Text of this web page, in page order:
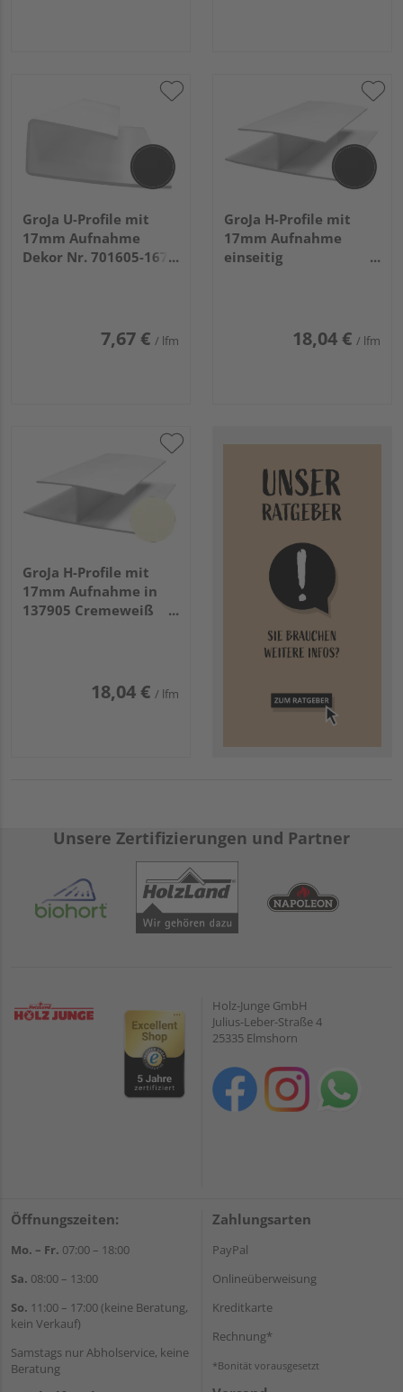
GroJa U-Profile mit
17mm Aufnahme
Dekor Nr. 701605-167
7,67 € / lfm
GroJa H-Profile mit
17mm Aufnahme
einseitig
18,04 € / lfm
GroJa H-Profile mit
17mm Aufnahme in
137905 Cremeweiß
18,04 € / lfm
Unsere Zertifizierungen und Partner
Holz-Junge GmbH
Julius-Leber-Straße 4
25335 Elmshorn
Öffnungszeiten:
Mo. – Fr. 07:00 – 18:00
Sa. 08:00 – 13:00
So. 11:00 – 17:00 (keine Beratung,
kein Verkauf)
Samstags nur Abholservice, keine
Beratung
Zahlungsarten
PayPal
Onlineüberweisung
Kreditkarte
Rechnung*
*Bonität vorausgesetzt